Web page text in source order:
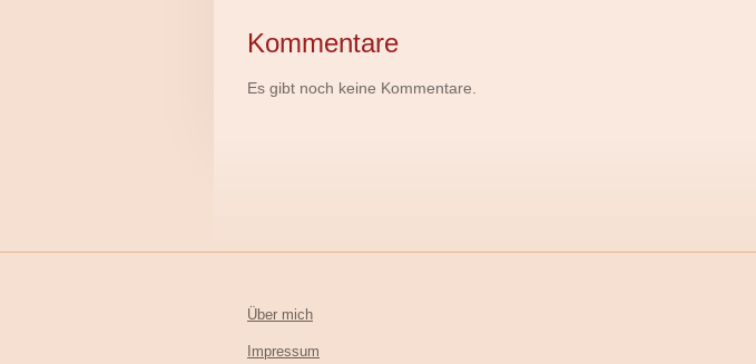
Kommentare
Es gibt noch keine Kommentare.
Über mich
Impressum